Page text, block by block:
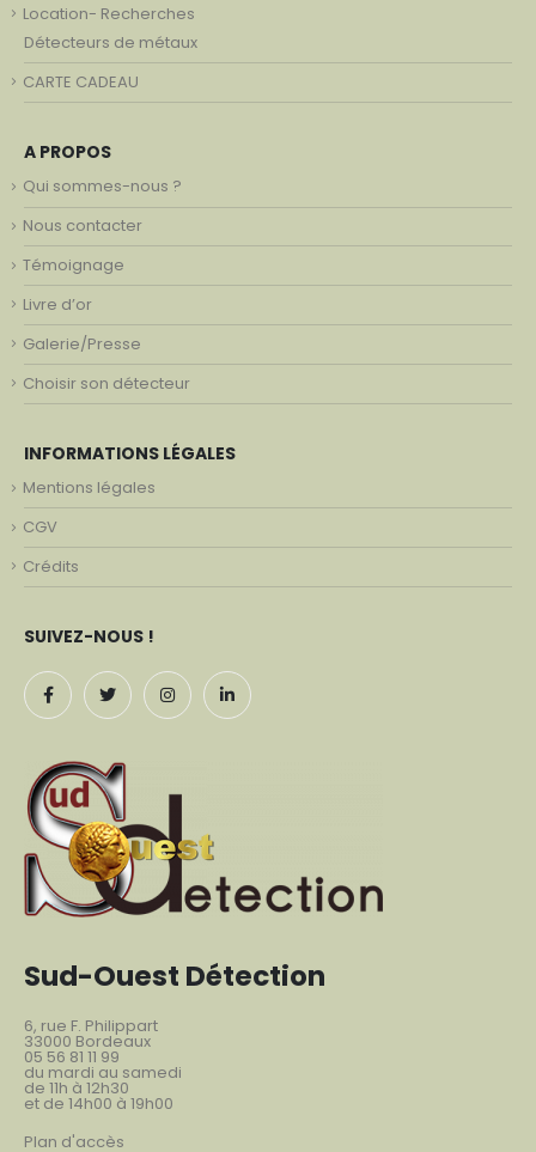
Location- Recherches
Détecteurs de métaux
CARTE CADEAU
A PROPOS
Qui sommes-nous ?
Nous contacter
Témoignage
Livre d’or
Galerie/Presse
Choisir son détecteur
INFORMATIONS LÉGALES
Mentions légales
CGV
Crédits
SUIVEZ-NOUS !
Sud-Ouest Détection
6, rue F. Philippart
33000 Bordeaux
05 56 81 11 99
du mardi au samedi
de 11h à 12h30
et de 14h00 à 19h00
Plan d'accès